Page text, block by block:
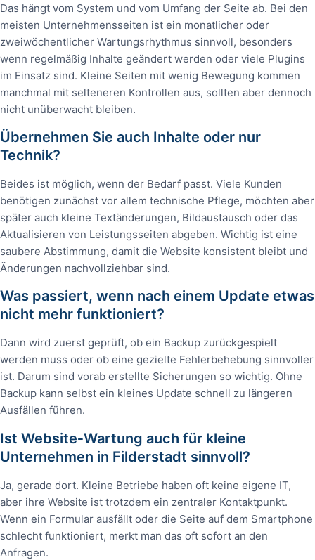
Das hängt vom System und vom Umfang der Seite ab. Bei den
meisten Unternehmensseiten ist ein monatlicher oder
zweiwöchentlicher Wartungsrhythmus sinnvoll, besonders
wenn regelmäßig Inhalte geändert werden oder viele Plugins
im Einsatz sind. Kleine Seiten mit wenig Bewegung kommen
manchmal mit selteneren Kontrollen aus, sollten aber dennoch
nicht unüberwacht bleiben.
Übernehmen Sie auch Inhalte oder nur
Technik?
Beides ist möglich, wenn der Bedarf passt. Viele Kunden
benötigen zunächst vor allem technische Pflege, möchten aber
später auch kleine Textänderungen, Bildaustausch oder das
Aktualisieren von Leistungsseiten abgeben. Wichtig ist eine
saubere Abstimmung, damit die Website konsistent bleibt und
Änderungen nachvollziehbar sind.
Was passiert, wenn nach einem Update etwas
nicht mehr funktioniert?
Dann wird zuerst geprüft, ob ein Backup zurückgespielt
werden muss oder ob eine gezielte Fehlerbehebung sinnvoller
ist. Darum sind vorab erstellte Sicherungen so wichtig. Ohne
Backup kann selbst ein kleines Update schnell zu längeren
Ausfällen führen.
Ist Website‑Wartung auch für kleine
Unternehmen in Filderstadt sinnvoll?
Ja, gerade dort. Kleine Betriebe haben oft keine eigene IT,
aber ihre Website ist trotzdem ein zentraler Kontaktpunkt.
Wenn ein Formular ausfällt oder die Seite auf dem Smartphone
schlecht funktioniert, merkt man das oft sofort an den
Anfragen.